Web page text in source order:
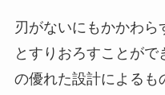
刃がないにもかかわら
とすりおろすことが
の優れた設計によるも